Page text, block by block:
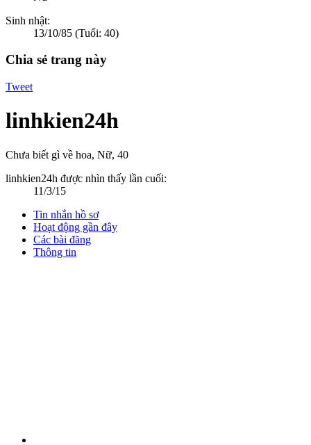
Sinh nhật:
13/10/85 (Tuổi: 40)
Chia sẻ trang này
Tweet
linhkien24h
Chưa biết gì về hoa, Nữ, 40
linhkien24h được nhìn thấy lần cuối:
11/3/15
Tin nhắn hồ sơ
Hoạt động gần đây
Các bài đăng
Thông tin